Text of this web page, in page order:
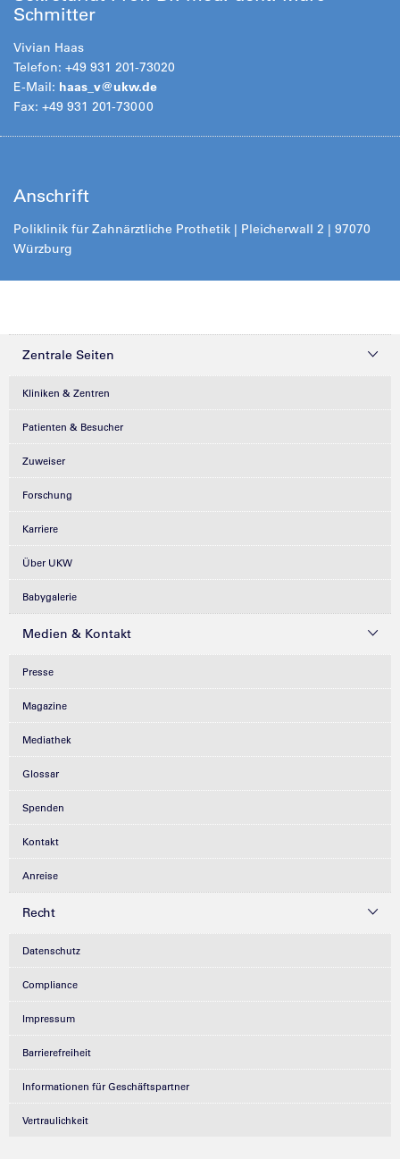
Schmitter
Vivian Haas
Telefon: +49 931 201-73020
E-Mail: haas_v@ukw.de
Fax: +49 931 201-73000
Anschrift
Poliklinik für Zahnärztliche Prothetik | Pleicherwall 2 | 97070
Würzburg
Zentrale Seiten
Kliniken & Zentren
Patienten & Besucher
Zuweiser
Forschung
Karriere
Über UKW
Babygalerie
Medien & Kontakt
Presse
Magazine
Mediathek
Glossar
Spenden
Kontakt
Anreise
Recht
Datenschutz
Compliance
Impressum
Barrierefreiheit
Informationen für Geschäftspartner
Vertraulichkeit